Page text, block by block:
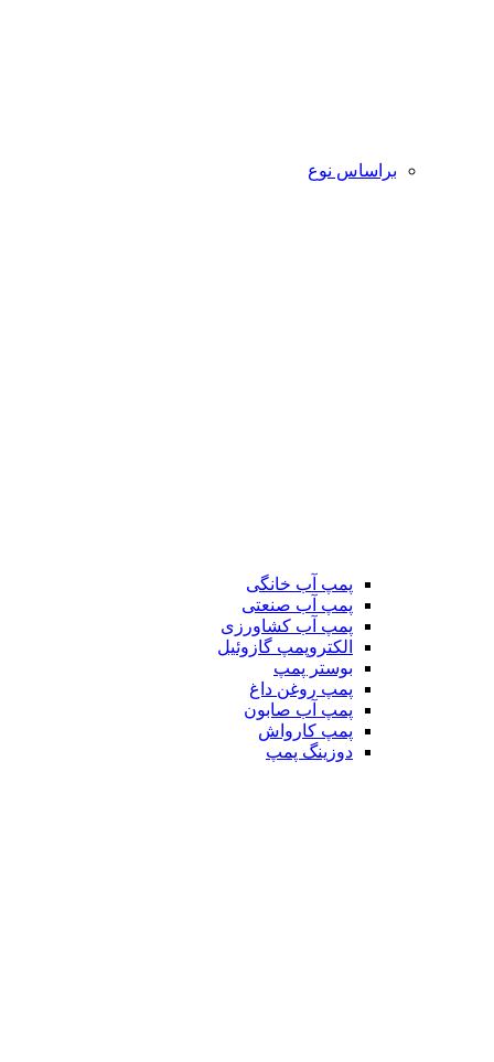
براساس نوع
پمپ آب خانگی
پمپ آب صنعتی
پمپ آب کشاورزی
الکتروپمپ گازوئیل
بوستر پمپ
پمپ روغن داغ
پمپ آب صابون
پمپ کارواش
دوزینگ پمپ